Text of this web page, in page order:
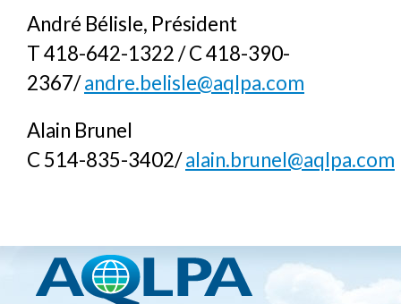
André Bélisle, Président
T 418-642-1322 / C 418-390-
2367/andre.belisle@aqlpa.com
Alain Brunel
C 514-835-3402/alain.brunel@aqlpa.com